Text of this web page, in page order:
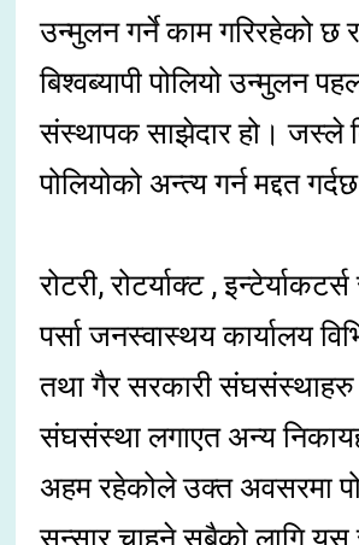
उन्मुलन गर्ने काम गरिरहेको छ
बिश्वब्यापी पोलियो उन्मुलन
संस्थापक साझेदार हो। जस्ले
पोलियोको अन्त्य गर्न मद्दत
रोटरी, रोटर्याक्ट ,
पर्सा जनस्वास्थय कार्यालय
तथा गैर सरकारी संघसंस्थाहरु
संघसंस्था लगाएत अन्य
अहम रहेकोले उक्त अवसरमा
सन्सार चाहने सबैको लागि यस